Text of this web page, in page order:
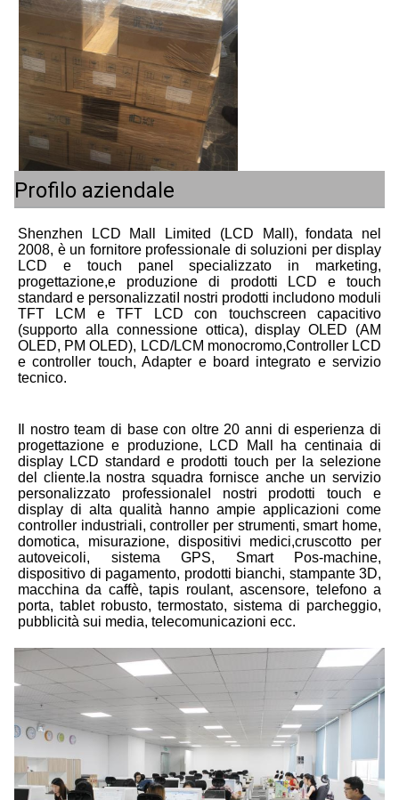
Profilo aziendale
Shenzhen LCD Mall Limited (LCD Mall), fondata nel
2008, è un fornitore professionale di soluzioni per display
LCD e touch panel specializzato in marketing,
progettazione,e produzione di prodotti LCD e touch
standard e personalizzatiI nostri prodotti includono moduli
TFT LCM e TFT LCD con touchscreen capacitivo
(supporto alla connessione ottica), display OLED (AM
OLED, PM OLED), LCD/LCM monocromo,Controller LCD
e controller touch, Adapter e board integrato e servizio
tecnico.
Il nostro team di base con oltre 20 anni di esperienza di
progettazione e produzione, LCD Mall ha centinaia di
display LCD standard e prodotti touch per la selezione
del cliente.la nostra squadra fornisce anche un servizio
personalizzato professionaleI nostri prodotti touch e
display di alta qualità hanno ampie applicazioni come
controller industriali, controller per strumenti, smart home,
domotica, misurazione, dispositivi medici,cruscotto per
autoveicoli, sistema GPS, Smart Pos-machine,
dispositivo di pagamento, prodotti bianchi, stampante 3D,
macchina da caffè, tapis roulant, ascensore, telefono a
porta, tablet robusto, termostato, sistema di parcheggio,
pubblicità sui media, telecomunicazioni ecc.